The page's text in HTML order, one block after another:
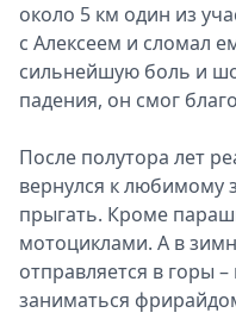
около 5 км один из
с Алексеем и сломал
сильнейшую боль и
падения, он смог
После полутора лет
вернулся к любимому
прыгать. Кроме
мотоциклами. А в
отправляется в горы
заниматься